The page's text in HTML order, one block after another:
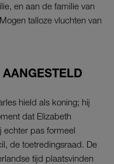
en aan de familie van
talloze vluchten van
hield als koning; hij
dat Elizabeth
echter pas formeel
de toetredingsraad. De
tijd plaatsvinden